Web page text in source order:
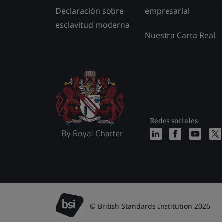
Declaración sobre
esclavitud moderna
empresarial
Nuestra Carta Real
Redes sociales
© British Standards Institution 2026